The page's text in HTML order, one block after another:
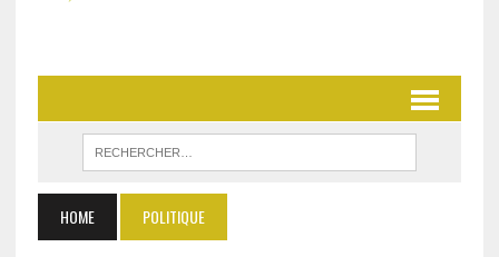
HOME POLITIQUE